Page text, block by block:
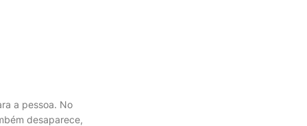
a pessoa. No
desaparece,